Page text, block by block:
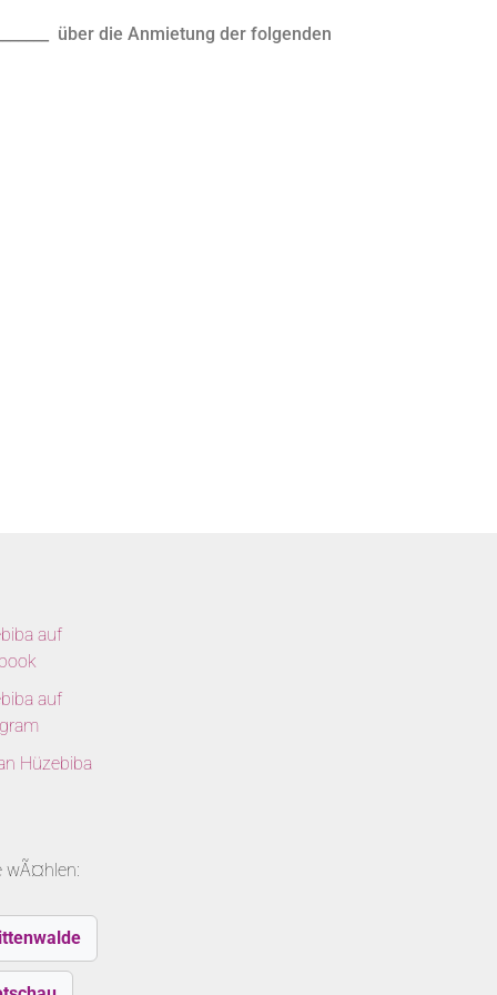
über die Anmietung der folgenden
auf
auf
Hüzebiba
wÃ¤hlen: